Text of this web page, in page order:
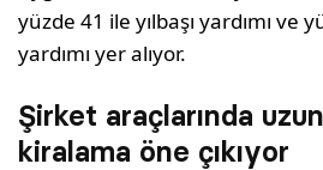
yüzde 41 ile yılbaşı yardımı ve
yardımı yer alıyor.
Şirket araçlarında
kiralama öne çıkıyor